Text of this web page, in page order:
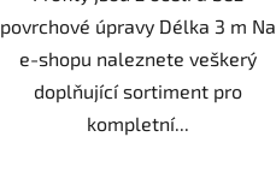
povrchové úpravy Délka 3 m Na
e-shopu naleznete veškerý
doplňující sortiment pro
kompletní...